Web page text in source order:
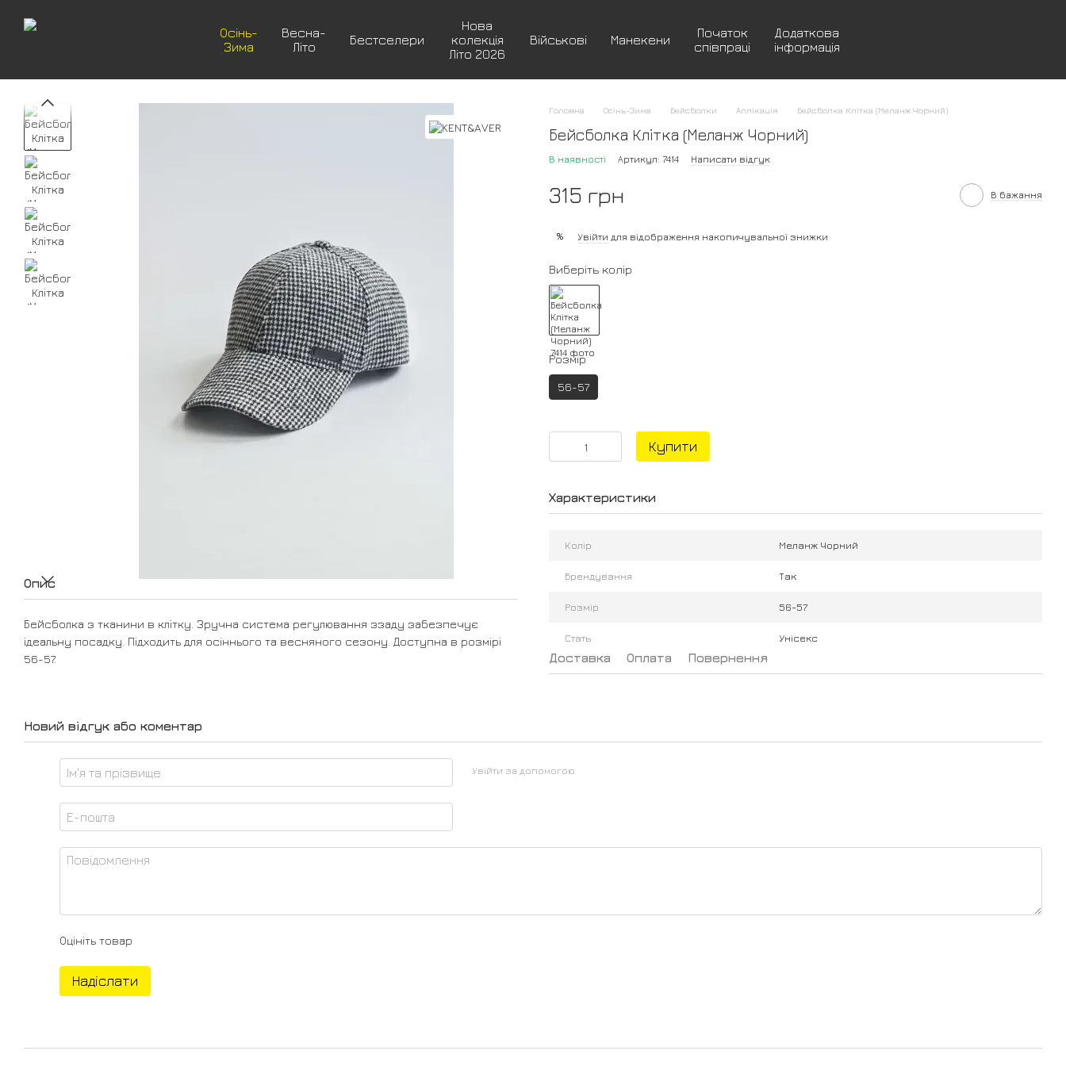
Осінь-
Зима
Весна-
Літо
Бестселери
Нова
колекція
Літо 2026
Військові Манекени
Початок
співпраці
Додаткова
інформація
Опис
Бейсболка з тканини в клітку. Зручна система регулювання ззаду забезпечує
ідеальну посадку. Підходить для осіннього та весняного сезону. Доступна в розмірі
56-57.
Головна Осінь-Зима Бейсболки Аплікація Бейсболка Клітка (Меланж Чорний)
Бейсболка Клітка (Меланж Чорний)
В наявності Артикул: 7414 Написати відгук
315 грн В бажання
% Увійти для відображення накопичувальної знижки
Виберіть колір
Розмір
56-57
Купити
Характеристики
Колір Меланж Чорний
Брендування Так
Розмір 56-57
Стать Унісекс
Доставка Оплата Повернення
Новий відгук або коментар
Увійти за допомогою
Оцініть товар
Надіслати